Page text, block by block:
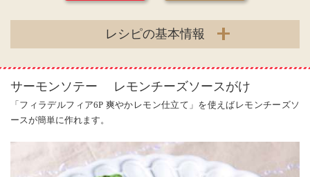
レシピの基本情報
サーモンソテー レモンチーズソースがけ
「フィラデルフィア6P 爽やかレモン仕立て」を使えばレモンチーズソ
ースが簡単に作れます。